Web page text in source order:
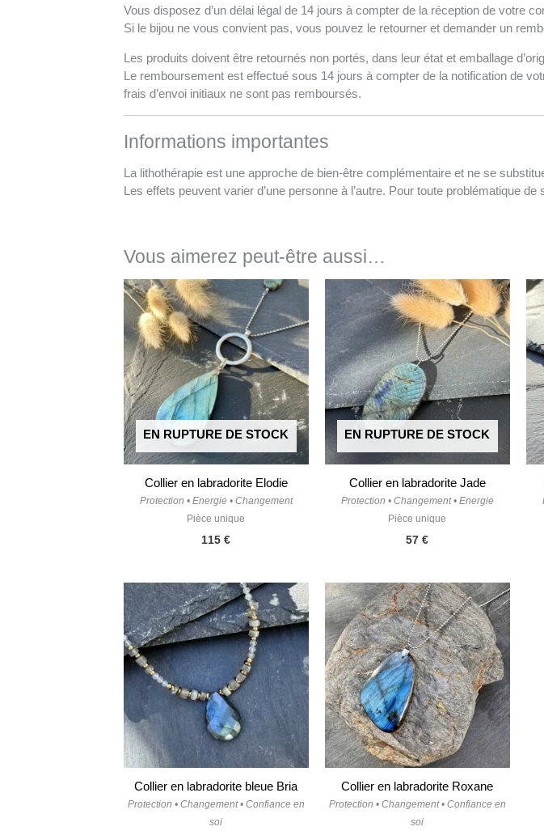
Vous disposez d’un délai légal de 14 jours à compter de la réception de votre
Si le bijou ne vous convient pas, vous pouvez le retourner et demander un
Les produits doivent être retournés non portés, dans leur état et emballage
Le remboursement est effectué sous 14 jours à compter de la notification de
frais d’envoi initiaux ne sont pas remboursés.
Informations importantes
La lithothérapie est une approche de bien-être complémentaire et ne se
Les effets peuvent varier d’une personne à l’autre. Pour toute problématique
Vous aimerez peut-être aussi…
EN RUPTURE DE STOCK
Collier en labradorite Elodie
Protection • Energie • Changement
Pièce unique
115€
EN RUPTURE DE STOCK
Collier en labradorite Jade
Protection • Changement • Energie
Pièce unique
57€
Collier en labradorite bleue Bria
Protection • Changement • Confiance en
soi
Collier en labradorite Roxane
Protection • Changement • Confiance en
soi